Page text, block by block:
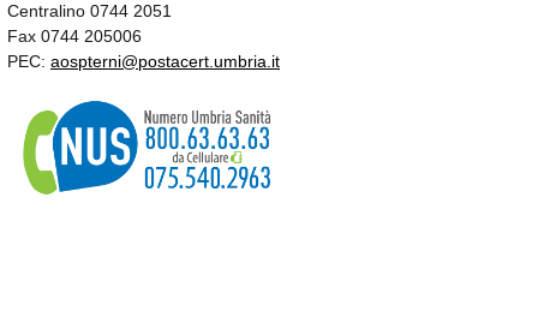
Centralino 0744 2051
Fax 0744 205006
PEC: aospterni@postacert.umbria.it